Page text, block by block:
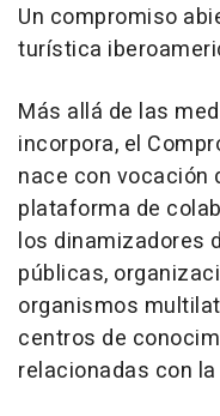
Un compromiso
turística
Más allá de las
incorpora, el
nace con vocación
plataforma de
los dinamizadores
públicas,
organismos
centros de
relacionadas con